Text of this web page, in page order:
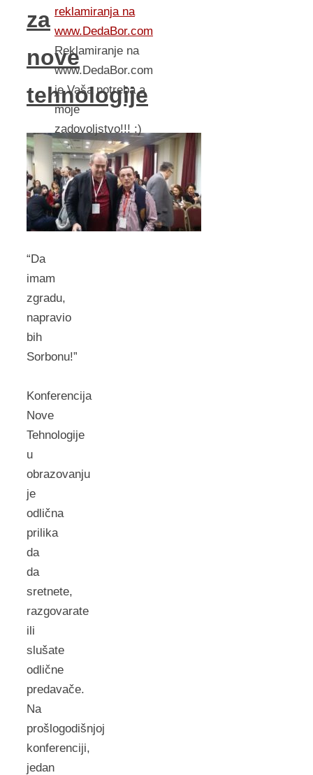
za
nove
tehnologije
“Da
imam
zgradu,
napravio
bih
Sorbonu!”
Konferencija
Nove
Tehnologije
u
obrazovanju
je
odlična
prilika
da
da
sretnete,
razgovarate
ili
slušate
odlične
predavače.
Na
prošlogodišnjoj
konferenciji,
jedan
reklamiranja na
www.DedaBor.com
Reklamiranje na
www.DedaBor.com
je Vaša potreba a
moje
zadovoljstvo!!! :)